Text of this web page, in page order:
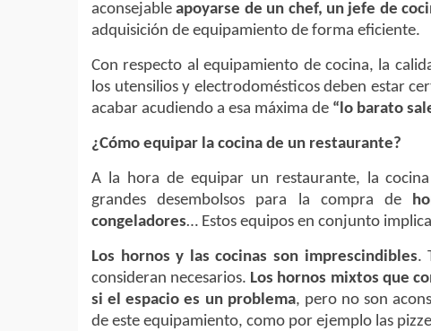
aconsejableapoyarse de un chef, un jefe de
adquisición de equipamiento de forma eficiente.
Con respecto al equipamiento de cocina, la
los utensilios y electrodomésticos deben estar
acabar acudiendo a esa máxima de “lo barato
¿Cómo equipar la cocina de un restaurante?
A la hora de equipar un restaurante, la
grandes desembolsos para la compra de
congeladores… Estos equipos en conjunto
Los hornos y las cocinas son imprescindibles.
consideran necesarios. Los hornos mixtos que
si el espacio es un problema, pero no son
de este equipamiento, como por ejemplo las